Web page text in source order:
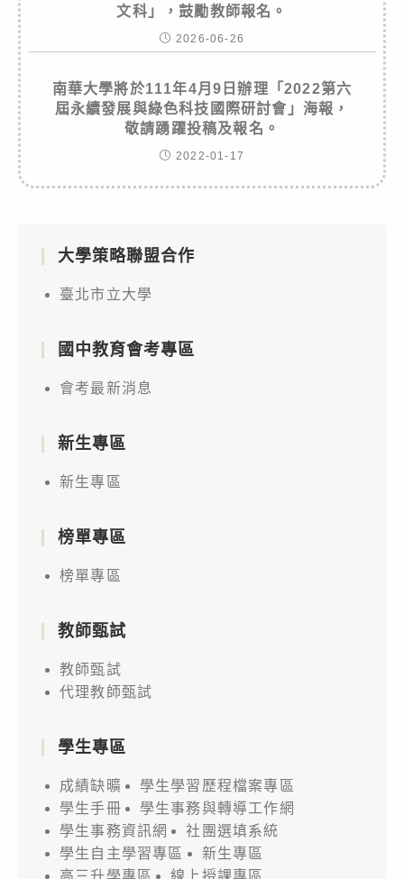
文科」，鼓勵教師報名。
2026-06-26
南華大學將於111年4月9日辦理「2022第六
屆永續發展與綠色科技國際研討會」海報，
敬請踴躍投稿及報名。
2022-01-17
大學策略聯盟合作
臺北市立大學
國中教育會考專區
會考最新消息
新生專區
新生專區
榜單專區
榜單專區
教師甄試
教師甄試
代理教師甄試
學生專區
成績缺曠
學生學習歷程檔案專區
學生手冊
學生事務與轉導工作網
學生事務資訊網
社團選填系統
學生自主學習專區
新生專區
高三升學專區
線上授課專區